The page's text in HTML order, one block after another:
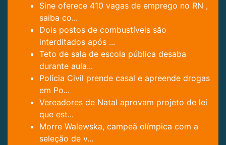
Sine oferece 410 vagas de emprego no RN ,
saiba co...
Dois postos de combustíveis são
interditados após ...
Teto de sala de escola pública desaba
durante aula...
Polícia Civil prende casal e apreende drogas
em Po...
Vereadores de Natal aprovam projeto de lei
que est...
Morre Walewska, campeã olímpica com a
seleção de v...